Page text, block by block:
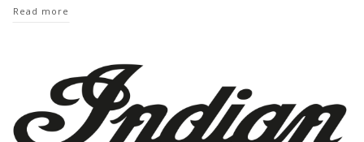
Read more